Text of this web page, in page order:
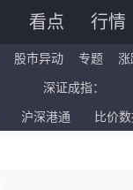
看点 行情
股市异动 专题
涨
深证成指：
国企指数：
沪深港通 比价